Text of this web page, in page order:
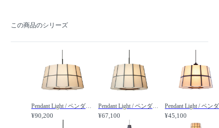
この商品のシリーズ
Pendant Light / ペンダントライト #106708 / FLYMEe Japan Style / フライミージャパンスタイル
¥90,200
Pendant Light / ペンダントライト #106709 / FLYMEe Japan Style / フライミージャパンスタイル
¥67,100 ¥45,100